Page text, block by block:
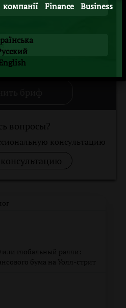
вопросы?
консультацию
глобальный ралли:
бума на Уолл-стрит
Finance Business